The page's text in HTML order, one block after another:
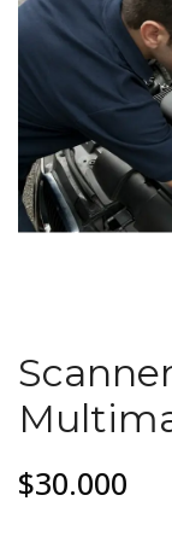
$30.000